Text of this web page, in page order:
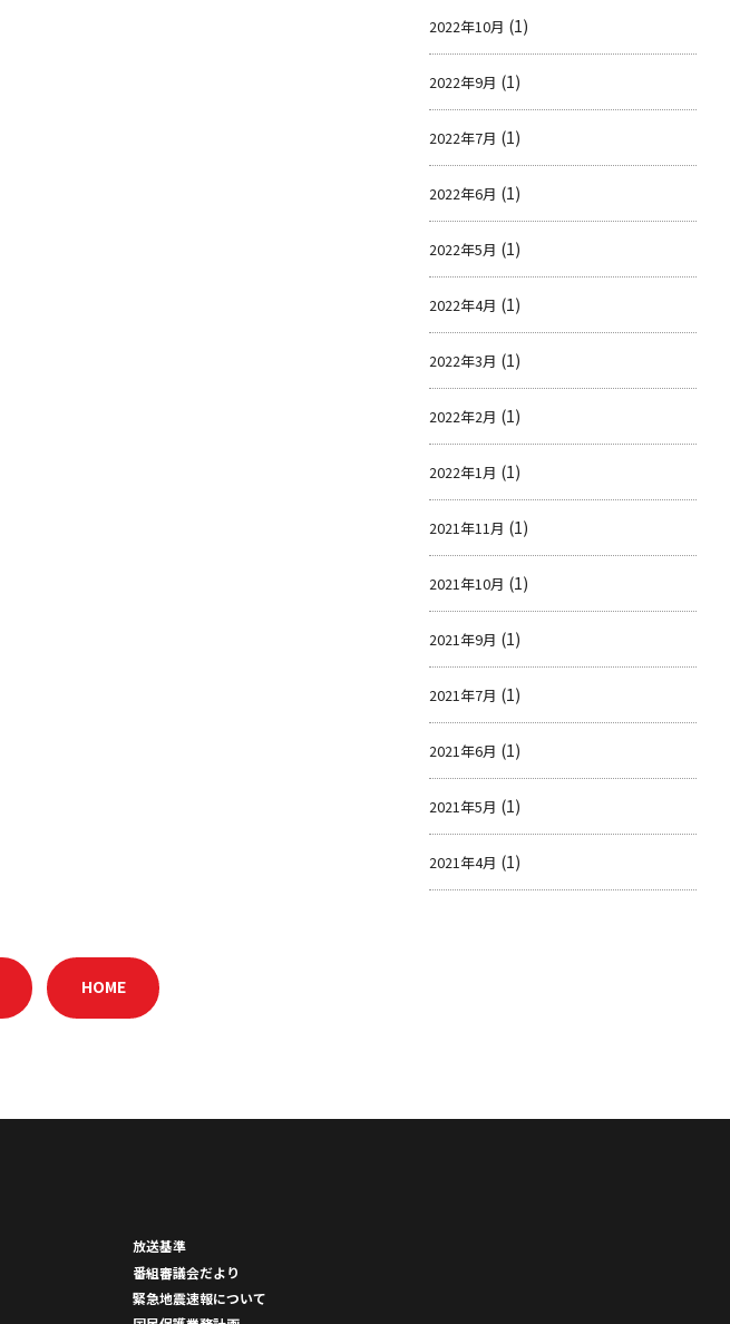
2022年10月 (1)
2022年9月 (1)
2022年7月 (1)
2022年6月 (1)
2022年5月 (1)
2022年4月 (1)
2022年3月 (1)
2022年2月 (1)
2022年1月 (1)
2021年11月 (1)
2021年10月 (1)
2021年9月 (1)
2021年7月 (1)
2021年6月 (1)
2021年5月 (1)
2021年4月 (1)
HOME
放送基準
番組審議会だより
緊急地震速報について